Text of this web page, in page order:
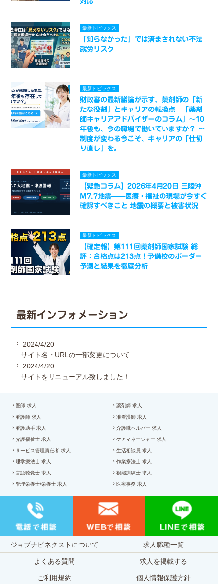
最新トピックス
「知らなかった」では済まされない不法
就労リスク
最新トピックス
財政審の最新議論が示す、薬剤師の「新
たな役割」とキャリアの転換点 「薬剤
師キャリアアドバイザーのコラム」～10
年後も、今の職場で働いていますか？ ～
制度が変わる今こそ、キャリアの「仕切
り直し」を。
最新トピックス
【緊急コラム】2026年4月20日 三陸沖
M7.7地震——医療・福祉の現場が今すぐ
確認すべきこと 地震の概要と被害状況
最新トピックス
【確定報】第111回薬剤師国家試験 総
評：合格点は213点！予備校のボーダー
予測と結果を徹底分析
最新インフォメーション
2024/4/20
サイト名・URLの一部変更について
2024/4/20
サイトをリニューアル致しました！
医師 求人 薬剤師 求人
看護師 求人 准看護師 求人
看護助手 求人 介護職ヘルパー 求人
介護福祉士 求人 ケアマネージャー 求人
サービス管理責任者 求人 生活相談員 求人
理学療法士 求人 作業療法士 求人
言語聴覚士 求人 視能訓練士 求人
管理栄養士/栄養士 求人 医療事務 求人
ジョブナビネクストについて 求人職種一覧
よくある質問 求人を掲載する
ご利用規約 個人情報保護方針